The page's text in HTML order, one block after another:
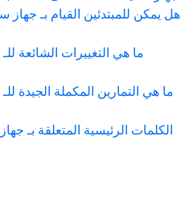
هل يمكن للمبتدئين القيام بـ جهاز
ما هي التغييرات الشائعة للـ
ما هي التمارين المكملة الجيدة للـ
الكلمات الرئيسية المتعلقة بـ